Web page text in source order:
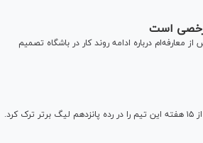
مرخصی است
درباره ادامه روند کار در باشگاه تصمیم